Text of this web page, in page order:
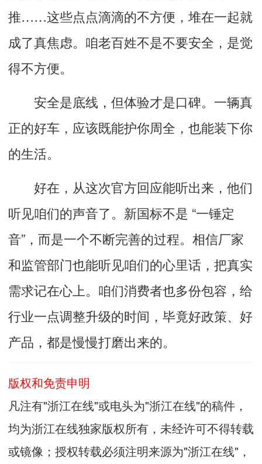
推……这些点点滴滴的不方便，堆在一起就
成了真焦虑。咱老百姓不是不要安全，是觉
得不方便。
安全是底线，但体验才是口碑。一辆真
正的好车，应该既能护你周全，也能装下你
的生活。
好在，从这次官方回应能听出来，他们
听见咱们的声音了。新国标不是 “一锤定
音”，而是一个不断完善的过程。相信厂家
和监管部门也能听见咱们的心里话，把真实
需求记在心上。咱们消费者也多份包容，给
行业一点调整升级的时间，毕竟好政策、好
产品，都是慢慢打磨出来的。
版权和免责申明
凡注有"浙江在线"或电头为"浙江在线"的稿件，
均为浙江在线独家版权所有，未经许可不得转载
或镜像；授权转载必须注明来源为"浙江在线"，